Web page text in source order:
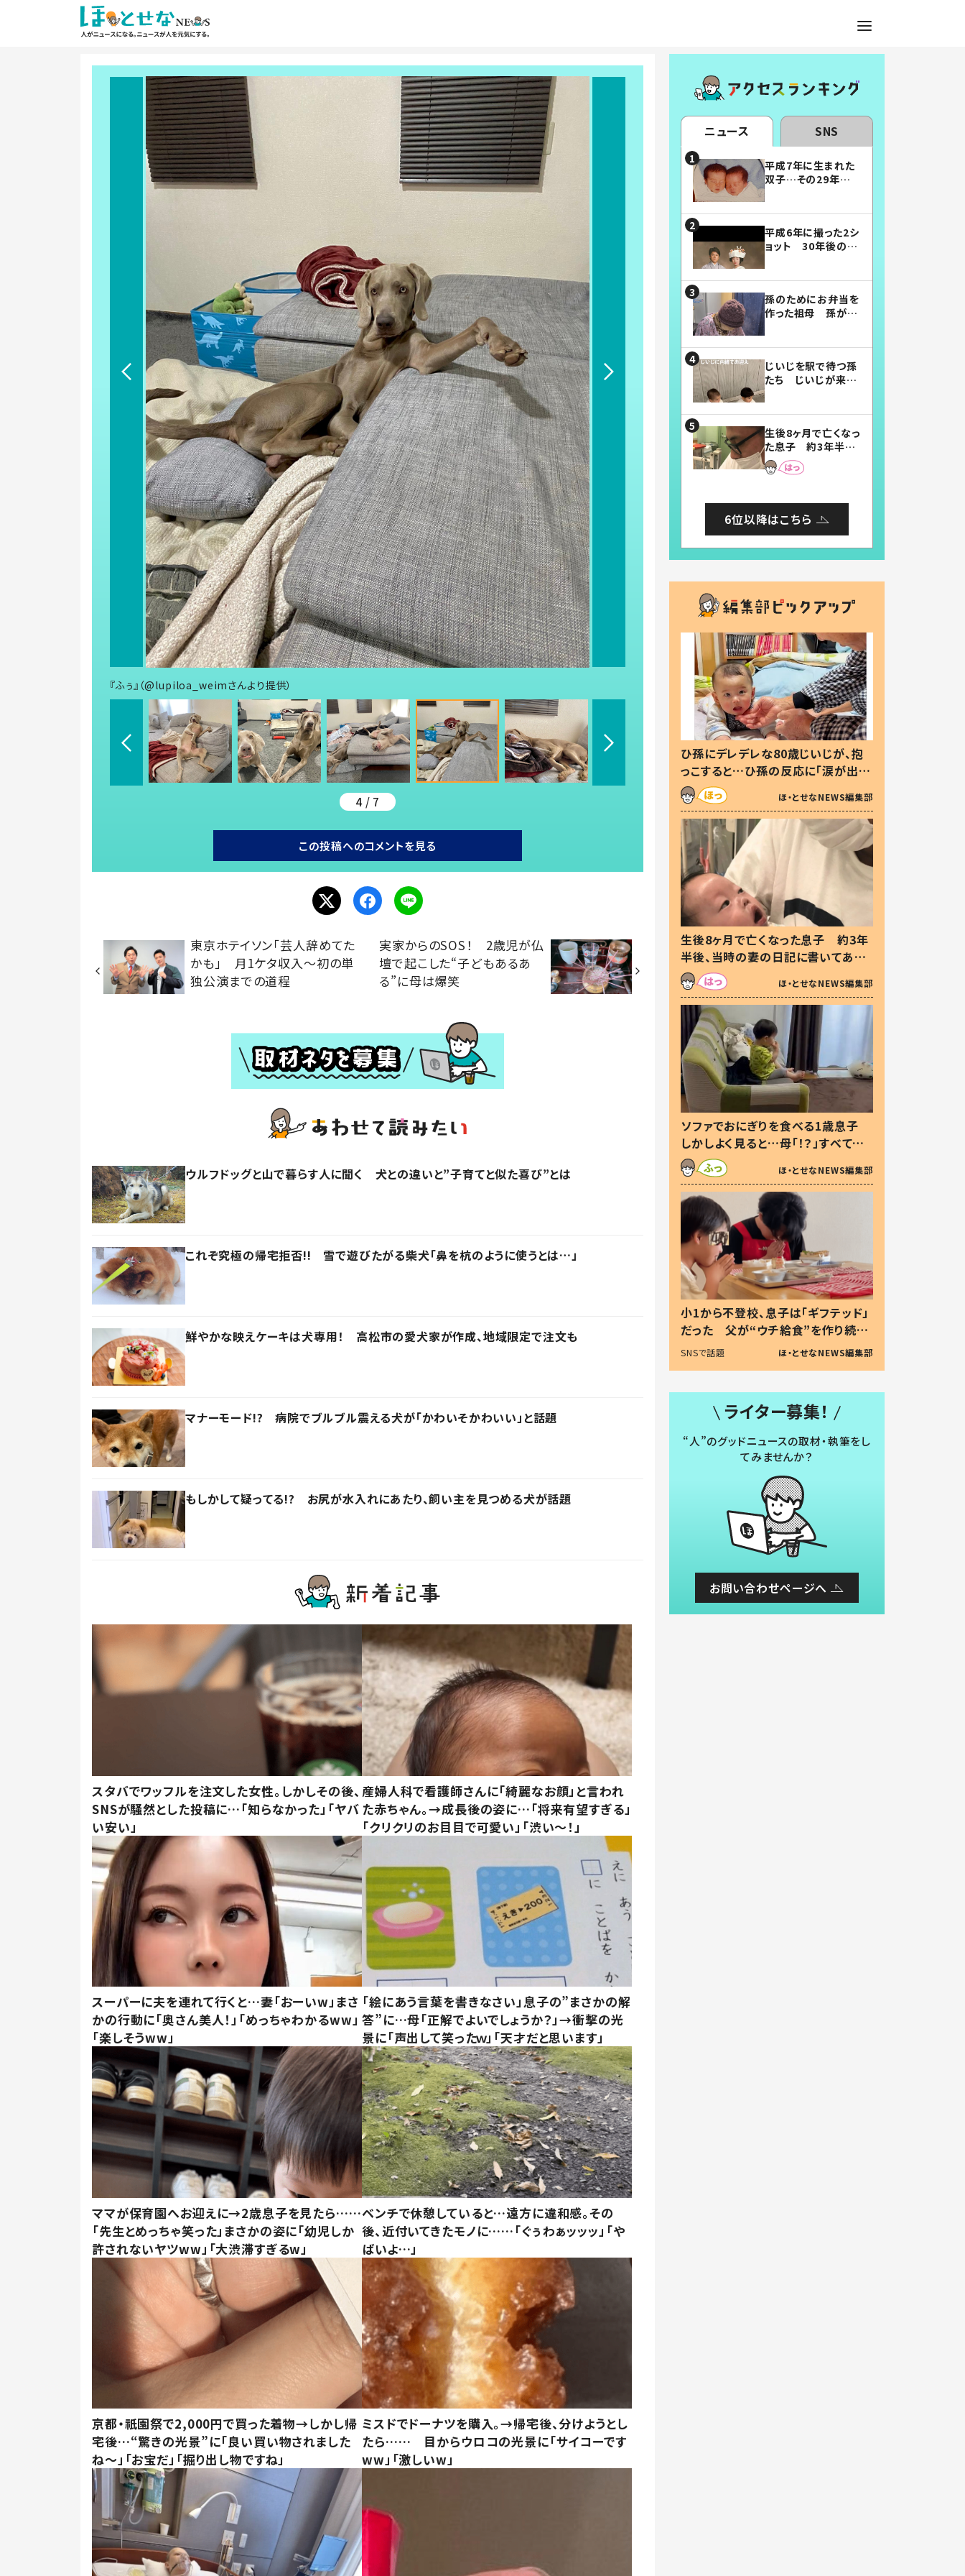
『ふぅ』（@lupiloa_weimさんより提供）
4 / 7
この投稿へのコメントを見る
東京ホテイソン「芸人辞めてた
かも」 月1ケタ収入～初の単
独公演までの道程
実家からのSOS！ 2歳児が仏
壇で起こした“子どもあるあ
る”に母は爆笑
ウルフドッグと山で暮らす人に聞く 犬との違いと”子育てと似た喜び”とは
これぞ究極の帰宅拒否!! 雪で遊びたがる柴犬「鼻を杭のように使うとは…」
鮮やかな映えケーキは犬専用！ 高松市の愛犬家が作成、地域限定で注文も
マナーモード!? 病院でブルブル震える犬が「かわいそかわいい」と話題
もしかして疑ってる!? お尻が水入れにあたり、飼い主を見つめる犬が話題
スタバでワッフルを注文した女性。しかしその後、
SNSが騒然とした投稿に…「知らなかった」「ヤバ
い安い」
産婦人科で看護師さんに「綺麗なお顔」と言われ
た赤ちゃん。→成長後の姿に…「将来有望すぎる」
「クリクリのお目目で可愛い」「渋い～！」
スーパーに夫を連れて行くと…妻「おーいw」まさ
かの行動に「奥さん美人！」「めっちゃわかるww」
「楽しそうww」
「絵にあう言葉を書きなさい」息子の”まさかの解
答”に…母「正解でよいでしょうか？」→衝撃の光
景に「声出して笑ったｗ」「天才だと思います」
ママが保育園へお迎えに→2歳息子を見たら……
「先生とめっちゃ笑った」まさかの姿に「幼児しか
許されないヤツww」「大渋滞すぎるw」
ベンチで休憩していると…遠方に違和感。その
後、近付いてきたモノに……「ぐぅわぁッッッ」「や
ばいよ…」
京都・祇園祭で2,000円で買った着物→しかし帰
宅後…“驚きの光景”に「良い買い物されました
ね～」「お宝だ」「掘り出し物ですね」
ミスドでドーナツを購入。→帰宅後、分けようとし
たら…… 目からウロコの光景に「サイコーです
ww」「激しいw」
ニュース SNS
平成7年に生まれた
双子…その29年後
平成6年に撮った2シ
ョット 30年後の姿
孫のためにお弁当を
作った祖母 孫が絶
じいじを駅で待つ孫
たち じいじが来た
まらない」「幸せにな
れる」
生後8ヶ月で亡くなっ
た息子 約3年半
後、当時の妻の日記
に書いてあった本音
6位以降はこちら
ひ孫にデレデレな80歳じいじが、抱
っこすると…ひ孫の反応に「涙が出ま
した」「可愛くて仕方ない」
ほ・とせなNEWS編集部
生後8ヶ月で亡くなった息子 約3年
半後、当時の妻の日記に書いてあっ
た本音とは
ほ・とせなNEWS編集部
ソファでおにぎりを食べる1歳息子
しかしよく見ると…母「！？」すべてを
察した母の投稿に「可愛いから許
す！」「現行犯〜」
ほ・とせなNEWS編集部
小1から不登校、息子は「ギフテッド」
だった 父が“ウチ給食”を作り続け
る理由とは #令和の親 #令和の子
SNSで話題 ほ・とせなNEWS編集部
ライター募集！
“人”のグッドニュースの取材・執筆をし
てみませんか？
お問い合わせページへ